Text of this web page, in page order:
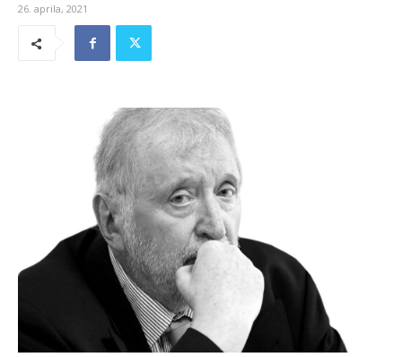
26. aprila, 2021